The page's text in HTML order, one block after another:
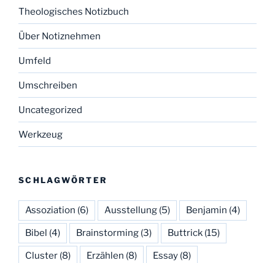
Theologisches Notizbuch
Über Notiznehmen
Umfeld
Umschreiben
Uncategorized
Werkzeug
SCHLAGWÖRTER
Assoziation (6) Ausstellung (5) Benjamin (4)
Bibel (4) Brainstorming (3) Buttrick (15)
Cluster (8) Erzählen (8) Essay (8)